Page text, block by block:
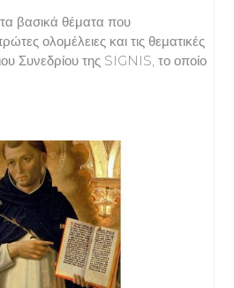
βασικά θέματα που
ολομέλειες και τις θεματικές
Συνεδρίου της SIGNIS, το οποίο